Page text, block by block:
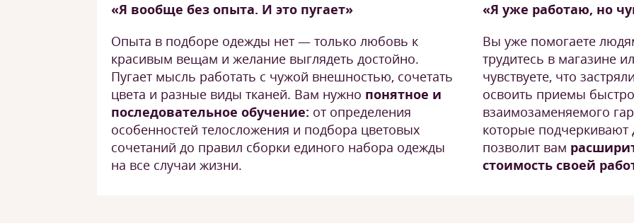
«Я вообще без опыта. И это пугает»
Опыта в подборе одежды нет — только любовь к
красивым вещам и желание выглядеть достойно.
Пугает мысль работать с чужой внешностью, сочетать
цвета и разные виды тканей. Вам нужно понятное и
последовательное обучение: от определения
особенностей телосложения и подбора цветовых
сочетаний до правил сборки единого набора одежды
на все случаи жизни.
«Я уже работаю, но
Вы уже помогаете
трудитесь в магазине
чувствуете, что
освоить приемы
взаимозаменяемого
которые подчеркивают
позволит вам
стоимость своей